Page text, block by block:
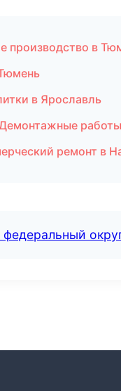
производство в
в Ярославль
работы
ремонт в